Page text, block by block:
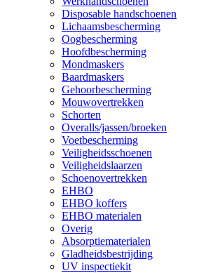
Disposable handschoenen
Lichaamsbescherming
Oogbescherming
Hoofdbescherming
Mondmaskers
Baardmaskers
Gehoorbescherming
Mouwovertrekken
Schorten
Overalls/jassen/broeken
Voetbescherming
Veiligheidsschoenen
Veiligheidslaarzen
Schoenovertrekken
EHBO
EHBO koffers
EHBO materialen
Overig
Absorptiematerialen
Gladheidsbestrijding
UV inspectiekit